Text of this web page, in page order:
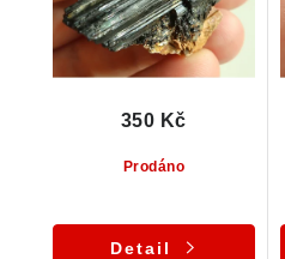
Prodáno
350 Kč
Detail